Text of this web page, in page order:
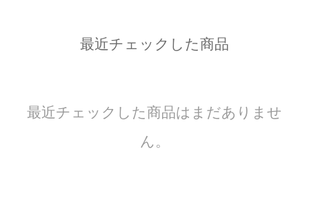
最近チェックした商品
最近チェックした商品はまだありませ
ん。